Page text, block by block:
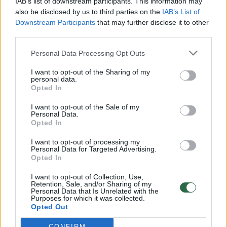
also be disclosed by us to third parties on the IAB’s List of
Downstream Participants that may further disclose it to other
Personal Data Processing Opt Outs
I want to opt-out of the Sharing of my
personal data.
Opted In
I want to opt-out of the Sale of my
Personal Data.
Opted In
I want to opt-out of processing my
Personal Data for Targeted Advertising.
Opted In
I want to opt-out of Collection, Use,
Retention, Sale, and/or Sharing of my
Personal Data that Is Unrelated with the
Purposes for which it was collected.
Opted Out
vaiko gyvybių išgelbėti nepavyko
Žinios | Lietuvos diena
00:00:57
Savaitės vidurys nusimato karštas: temperatūra kils iki
32 laipsnių šilumos
Žinios | Orai
V. Zalužno pasisakymą laiko bandymu įsitvirtinti
Laidos | Nauja diena
00:00:57
Sinoptikai atsakė, kokiais orais užbaigsime darbo
savaitę: karščiai atsitrauks